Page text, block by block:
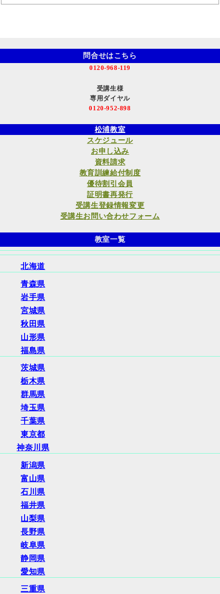
問合せはこちら
0120-968-119
受講生様
専用ダイヤル
0120-952-898
松浦教室
スケジュール
お申し込み
資料請求
教育訓練給付制度
優待割引会員
証明書再発行
受講生登録情報変更
受講生お問い合わせフォーム
教室一覧
北海道
青森県
岩手県
宮城県
秋田県
山形県
福島県
茨城県
栃木県
群馬県
埼玉県
千葉県
東京都
神奈川県
新潟県
富山県
石川県
福井県
山梨県
長野県
岐阜県
静岡県
愛知県
三重県